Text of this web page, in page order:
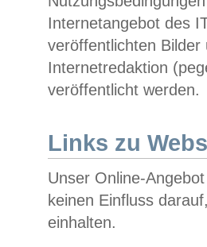
Internetangebot des
veröffentlichten
Internetredaktion
veröffentlicht werden.
Links zu
Unser Online-
keinen Einfluss
einhalten.